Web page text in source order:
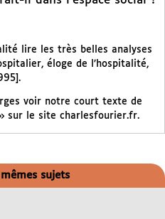
lire les très belles analyses
éloge de l’hospitalité,
voir notre court texte de
sur le site charlesfourier.fr.
sujets